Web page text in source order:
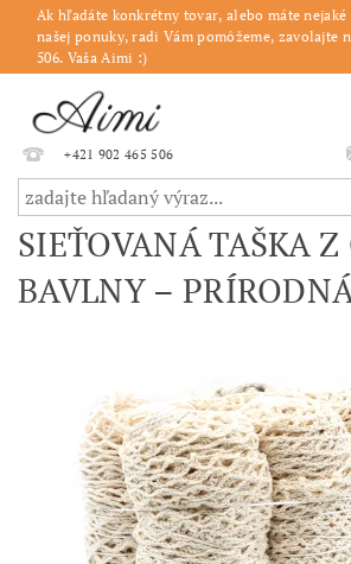
Ak hľadáte konkrétny tovar, alebo máte
našej ponuky, radi Vám pomôžeme, zavolajte
506. Vaša Aimi :)
+421 902 465 506
SIEŤOVANÁ TAŠKA Z
BAVLNY –